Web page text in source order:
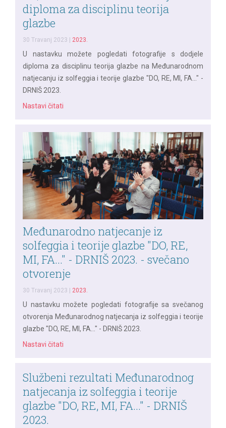
diploma za disciplinu teorija
glazbe
30 Travanj 2023 | 2023.
U nastavku možete pogledati fotografije s dodjele
diploma za disciplinu teorija glazbe na Međunarodnom
natjecanju iz solfeggia i teorije glazbe "DO, RE, MI, FA..." -
DRNIŠ 2023.
Nastavi čitati
Međunarodno natjecanje iz
solfeggia i teorije glazbe "DO, RE,
MI, FA..." - DRNIŠ 2023. - svečano
otvorenje
30 Travanj 2023 2023.
U nastavku možete pogledati fotografije sa svečanog
otvorenja Međunarodnog natjecanja iz solfeggia i teorije
glazbe "DO, RE, MI, FA..." - DRNIŠ 2023.
Nastavi čitati
Službeni rezultati Međunarodnog
natjecanja iz solfeggia i teorije
glazbe "DO, RE, MI, FA..." - DRNIŠ
2023.